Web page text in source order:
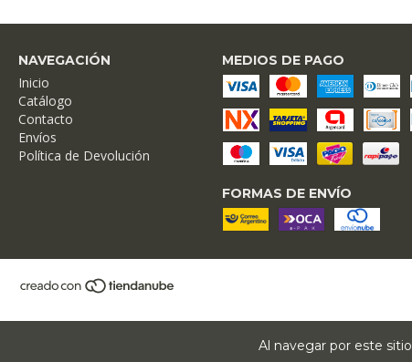
Al navegar por este sitio
NAVEGACIÓN
Inicio
Catálogo
Contacto
Envíos
Política de Devolución
MEDIOS DE PAGO
FORMAS DE ENVÍO